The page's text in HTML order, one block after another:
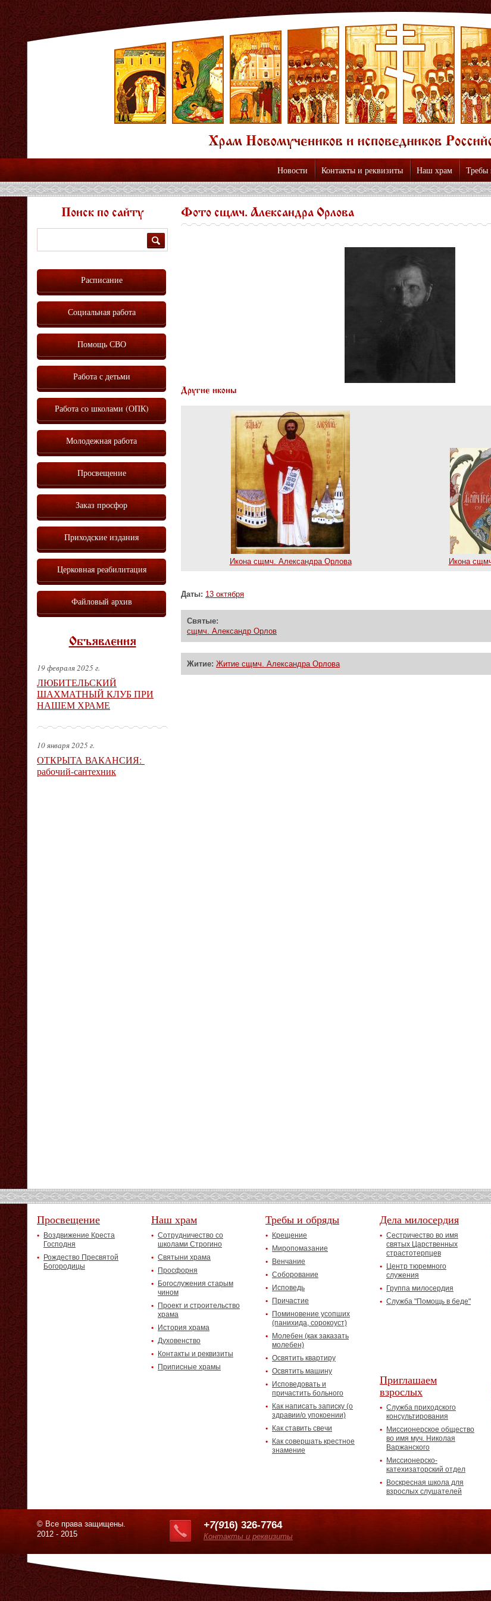
Новости Контакты и реквизиты Наш храм Требы
Фото сщмч. Александра Орлова
Другие иконы
Икона сщмч. Александра Орлова Икона
Даты: 13 октября
Святые:
сщмч. Александр Орлов
Житие: Житие сщмч. Александра Орлова
Поиск по сайту
Расписание
Социальная работа
Помощь СВО
Работа с детьми
Работа со школами (ОПК)
Молодежная работа
Просвещение
Заказ просфор
Приходские издания
Церковная реабилитация
Файловый архив
Объявления
19 февраля 2025 г.
ЛЮБИТЕЛЬСКИЙ
ШАХМАТНЫЙ КЛУБ ПРИ
НАШЕМ ХРАМЕ
10 января 2025 г.
ОТКРЫТА ВАКАНСИЯ:
рабочий-сантехник
Просвещение
Воздвижение Креста
Господня
Рождество Пресвятой
Богородицы
Наш храм
Сотрудничество со
школами Строгино
Святыни храма
Просфорня
Богослужения старым
чином
Проект и строительство
храма
История храма
Духовенство
Контакты и реквизиты
Приписные храмы
Требы и обряды
Крещение
Миропомазание
Венчание
Соборование
Исповедь
Причастие
Поминовение усопших
(панихида, сорокоуст)
Молебен (как заказать
молебен)
Освятить квартиру
Освятить машину
Исповедовать и
причастить больного
Как написать записку (о
здравии/о упокоении)
Как ставить свечи
Как совершать крестное
знамение
Дела милосердия
Сестричество во имя
святых Царственных
страстотерпцев
Центр тюремного
служения
Группа милосердия
Служба "Помощь в беде"
Приглашаем
взрослых
Служба приходского
консультирования
Миссионерское общество
во имя муч. Николая
Варжанского
Миссионерско-
катехизаторский отдел
Воскресная школа для
взрослых слушателей
© Все права защищены.
2012 - 2015
+7(916) 326-7764
Контакты и реквизиты